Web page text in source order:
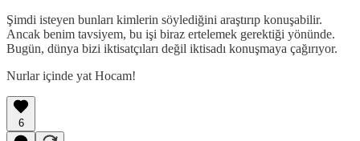
Şimdi isteyen bunları kimlerin söylediğini araştırıp konuşabilir.
Ancak benim tavsiyem, bu işi biraz ertelemek gerektiği yönünde.
Bugün, dünya bizi iktisatçıları değil iktisadı konuşmaya çağırıyor.
Nurlar içinde yat Hocam!
6